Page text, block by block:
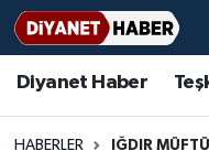
Diyanet Haber
HABERLER IĞDIR
Diyanet Haber
Teşkilat
Adana
Adıyaman
Bir Ayet
Bir Hikaye
Aile Dergisi
Aylık Dergi
İmam Hatip
Başmakale
Hadis-i Şerifler
Hayat
Nöbetçi
Hava Durumu